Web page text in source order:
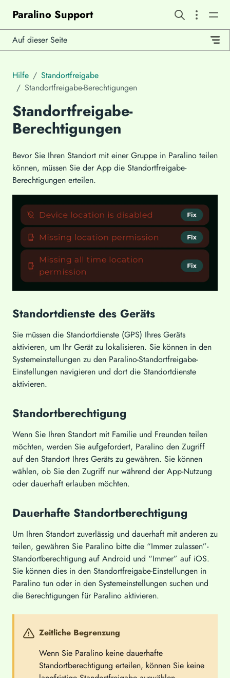
Paralino Support
Auf dieser Seite
Hilfe
Standortfreigabe
Standortfreigabe-Berechtigungen
Standortfreigabe-
Berechtigungen
Bevor Sie Ihren Standort mit einer Gruppe in Paralino teilen
können, müssen Sie der App die Standortfreigabe-
Berechtigungen erteilen.
Standortdienste des Geräts
Sie müssen die Standortdienste (GPS) Ihres Geräts
aktivieren, um Ihr Gerät zu lokalisieren. Sie können in den
Systemeinstellungen zu den Paralino-Standortfreigabe-
Einstellungen navigieren und dort die Standortdienste
aktivieren.
Standortberechtigung
Wenn Sie Ihren Standort mit Familie und Freunden teilen
möchten, werden Sie aufgefordert, Paralino den Zugriff
auf den Standort Ihres Geräts zu gewähren. Sie können
wählen, ob Sie den Zugriff nur während der App-Nutzung
oder dauerhaft erlauben möchten.
Dauerhafte Standortberechtigung
Um Ihren Standort zuverlässig und dauerhaft mit anderen zu
teilen, gewähren Sie Paralino bitte die “Immer zulassen”-
Standortberechtigung auf Android und “Immer” auf iOS.
Sie können dies in den Standortfreigabe-Einstellungen in
Paralino tun oder in den Systemeinstellungen suchen und
die Berechtigungen für Paralino aktivieren.
Zeitliche Begrenzung
Wenn Sie Paralino keine dauerhafte
Standortberechtigung erteilen, können Sie keine